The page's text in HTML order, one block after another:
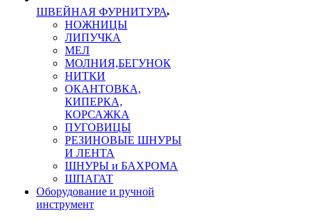
ШВЕЙНАЯ ФУРНИТУРА
НОЖНИЦЫ
ЛИПУЧКА
МЕЛ
МОЛНИЯ,БЕГУНОК
НИТКИ
ОКАНТОВКА,
КИПЕРКА,
КОРСАЖКА
ПУГОВИЦЫ
РЕЗИНОВЫЕ ШНУРЫ
И ЛЕНТА
ШНУРЫ и БАХРОМА
ШПАГАТ
Оборудование и ручной
инструмент